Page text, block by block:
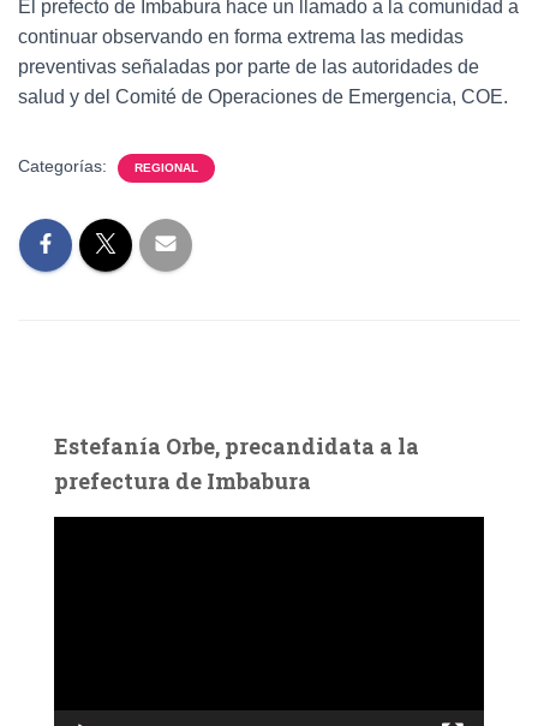
El prefecto de Imbabura hace un llamado a la comunidad a
continuar observando en forma extrema las medidas
preventivas señaladas por parte de las autoridades de
salud y del Comité de Operaciones de Emergencia, COE.
Categorías: REGIONAL
Estefanía Orbe, precandidata a la
prefectura de Imbabura
c